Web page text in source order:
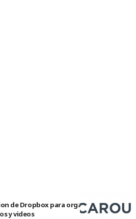
de Dropbox para organizar,
y videos